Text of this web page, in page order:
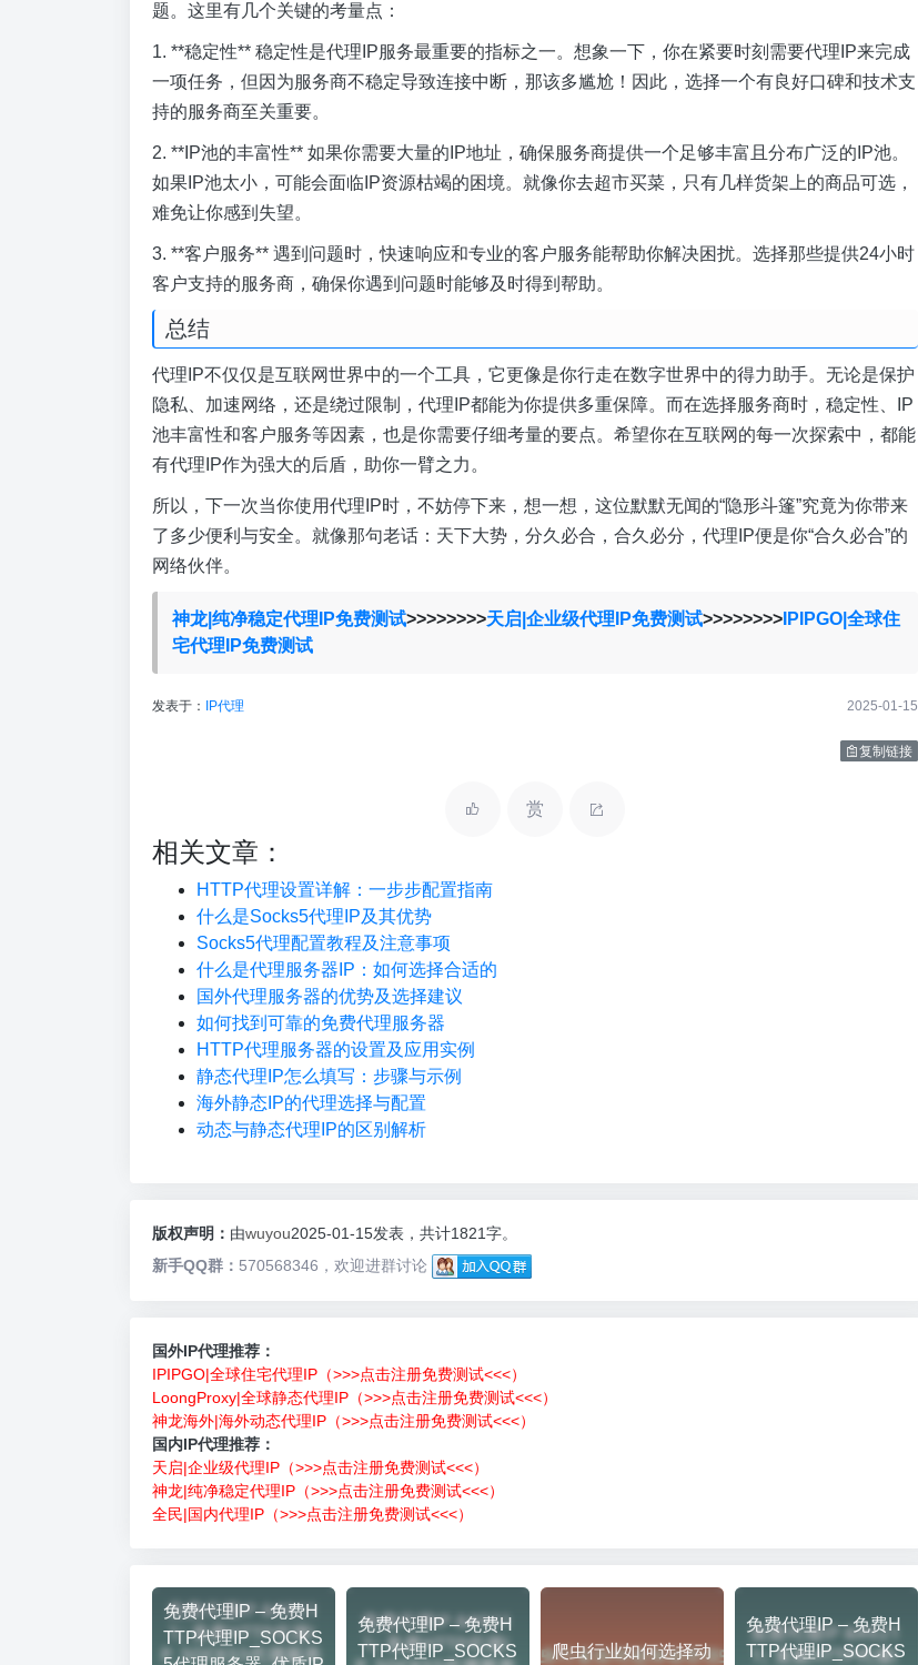
题。这里有几个关键的考量点：
1. **稳定性** 稳定性是代理IP服务最重要的指标之一。想象一下，你在紧要时刻需要代理IP来完成
一项任务，但因为服务商不稳定导致连接中断，那该多尴尬！因此，选择一个有良好口碑和技术支
持的服务商至关重要。
2. **IP池的丰富性** 如果你需要大量的IP地址，确保服务商提供一个足够丰富且分布广泛的IP池。
如果IP池太小，可能会面临IP资源枯竭的困境。就像你去超市买菜，只有几样货架上的商品可选，
难免让你感到失望。
3. **客户服务** 遇到问题时，快速响应和专业的客户服务能帮助你解决困扰。选择那些提供24小时
客户支持的服务商，确保你遇到问题时能够及时得到帮助。
总结
代理IP不仅仅是互联网世界中的一个工具，它更像是你行走在数字世界中的得力助手。无论是保护
隐私、加速网络，还是绕过限制，代理IP都能为你提供多重保障。而在选择服务商时，稳定性、IP
池丰富性和客户服务等因素，也是你需要仔细考量的要点。希望你在互联网的每一次探索中，都能
有代理IP作为强大的后盾，助你一臂之力。
所以，下一次当你使用代理IP时，不妨停下来，想一想，这位默默无闻的“隐形斗篷”究竟为你带来
了多少便利与安全。就像那句老话：天下大势，分久必合，合久必分，代理IP便是你“合久必合”的
网络伙伴。
神龙|纯净稳定代理IP免费测试>>>>>>>>天启|企业级代理IP免费测试>>>>>>>>IPIPGO|全球住
宅代理IP免费测试
发表于： IP代理 2025-01-15
复制链接
赏
相关文章：
HTTP代理设置详解：一步步配置指南
什么是Socks5代理IP及其优势
Socks5代理配置教程及注意事项
什么是代理服务器IP：如何选择合适的
国外代理服务器的优势及选择建议
如何找到可靠的免费代理服务器
HTTP代理服务器的设置及应用实例
静态代理IP怎么填写：步骤与示例
海外静态IP的代理选择与配置
动态与静态代理IP的区别解析
版权声明： 由wuyou2025-01-15发表，共计1821字。
新手QQ群： 570568346，欢迎进群讨论
国外IP代理推荐：
IPIPGO|全球住宅代理IP（>>>点击注册免费测试<<<）
LoongProxy|全球静态代理IP（>>>点击注册免费测试<<<）
神龙海外|海外动态代理IP（>>>点击注册免费测试<<<）
国内IP代理推荐：
天启|企业级代理IP（>>>点击注册免费测试<<<）
神龙|纯净稳定代理IP（>>>点击注册免费测试<<<）
全民|国内代理IP（>>>点击注册免费测试<<<）
免费代理IP – 免费H
TTP代理IP_SOCKS
免费代理IP – 免费H
TTP代理IP_SOCKS
爬虫行业如何选择动
免费代理IP – 免费H
TTP代理IP_SOCKS